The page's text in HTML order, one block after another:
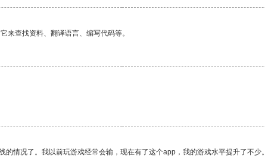
来查找资料、翻译语言、编写代码等。
情况了。我以前玩游戏经常会输，现在有了这个app，我的游戏水平提升了不少。